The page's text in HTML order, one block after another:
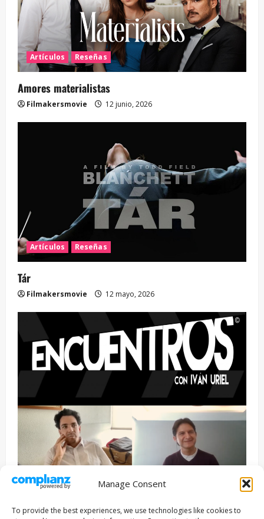
Manage Consent
To provide the best experiences, we use technologies like cookies to
Artículos Reseñas
Amores materialistas
Filmakersmovie 12 junio, 2026
Artículos Reseñas
Tár
Filmakersmovie 12 mayo, 2026
Entrevista Series